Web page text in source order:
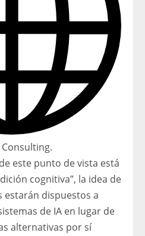
este punto de vista está
cognitiva”, la idea de
estarán dispuestos a
de IA en lugar de
alternativas por sí